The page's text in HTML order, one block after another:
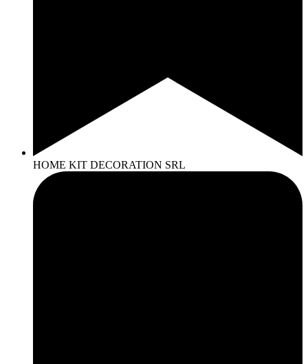
HOME KIT DECORATION SRL